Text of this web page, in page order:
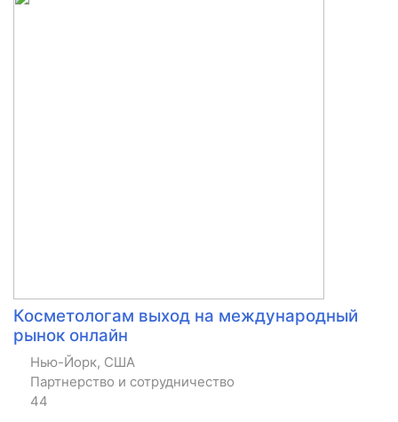
Косметологам выход на международный
рынок онлайн
Нью-Йорк, США
Партнерство и сотрудничество
44